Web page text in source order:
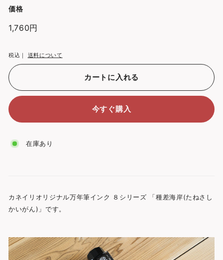
価格
通
1,760円
税込｜ 送料について
カートに入れる
今すぐ購入
在庫あり
カネイリオリジナル万年筆インク ８シリーズ 「種差海岸(たねさし
かいがん)」です。